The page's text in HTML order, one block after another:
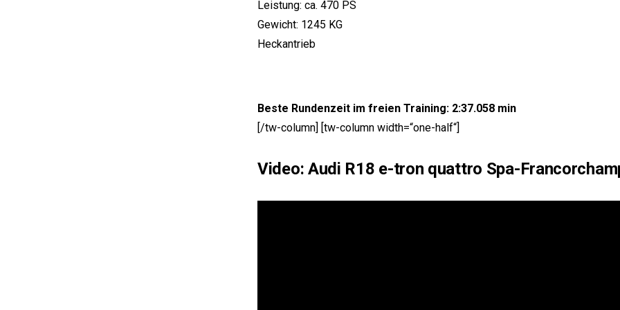
Leistung: ca. 470 PS
Gewicht: 1245 KG
Heckantrieb
Beste Rundenzeit im freien Training: 2:37.058 min
[/tw-column] [tw-column width=“one-half“]
Video: Audi R18 e-tron quattro Spa-